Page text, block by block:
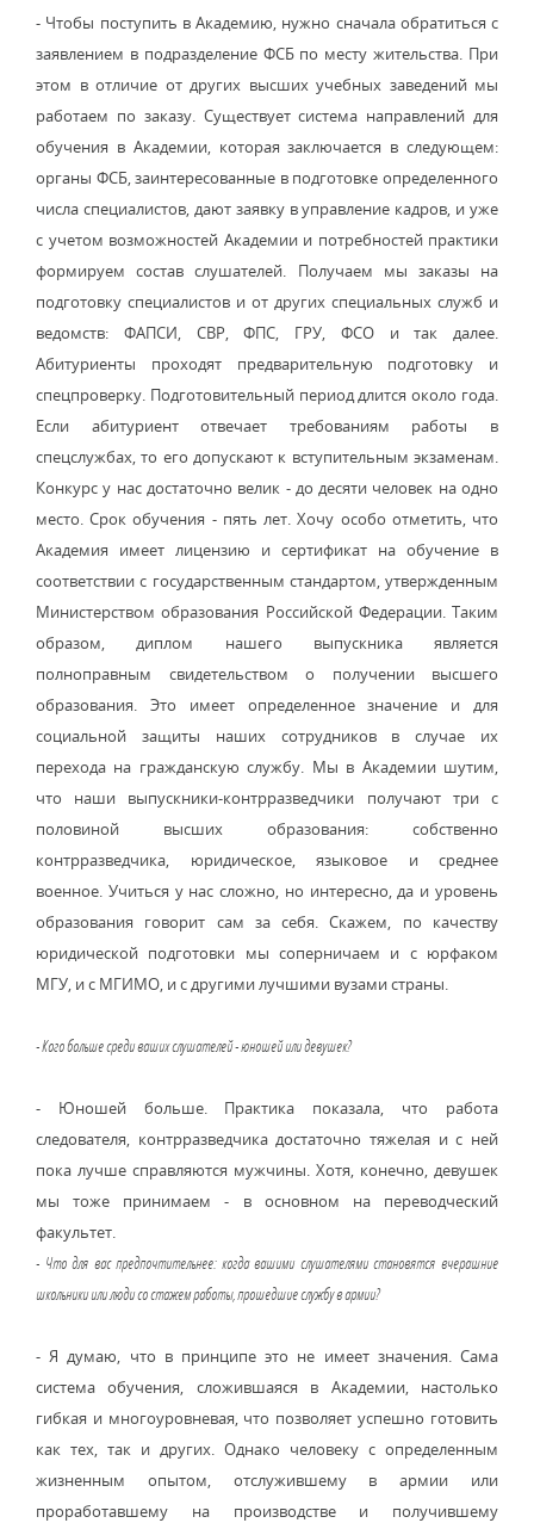
- Чтобы поступить в Академию, нужно сначала обратиться с
заявлением в подразделение ФСБ по месту жительства. При
этом в отличие от других высших учебных заведений мы
работаем по заказу. Существует система направлений для
обучения в Академии, которая заключается в следующем:
органы ФСБ, заинтересованные в подготовке определенного
числа специалистов, дают заявку в управление кадров, и уже
с учетом возможностей Академии и потребностей практики
формируем состав слушателей. Получаем мы заказы на
подготовку специалистов и от других специальных служб и
ведомств: ФАПСИ, СВР, ФПС, ГРУ, ФСО и так далее.
Абитуриенты проходят предварительную подготовку и
спецпроверку. Подготовительный период длится около года.
Если абитуриент отвечает требованиям работы в
спецслужбах, то его допускают к вступительным экзаменам.
Конкурс у нас достаточно велик - до десяти человек на одно
место. Срок обучения - пять лет. Хочу особо отметить, что
Академия имеет лицензию и сертификат на обучение в
соответствии с государственным стандартом, утвержденным
Министерством образования Российской Федерации. Таким
образом, диплом нашего выпускника является
полноправным свидетельством о получении высшего
образования. Это имеет определенное значение и для
социальной защиты наших сотрудников в случае их
перехода на гражданскую службу. Мы в Академии шутим,
что наши выпускники-контрразведчики получают три с
половиной высших образования: собственно
контрразведчика, юридическое, языковое и среднее
военное. Учиться у нас сложно, но интересно, да и уровень
образования говорит сам за себя. Скажем, по качеству
юридической подготовки мы соперничаем и с юрфаком
МГУ, и с МГИМО, и с другими лучшими вузами страны.
- Кого больше среди ваших слушателей - юношей или девушек?
- Юношей больше. Практика показала, что работа
следователя, контрразведчика достаточно тяжелая и с ней
пока лучше справляются мужчины. Хотя, конечно, девушек
мы тоже принимаем - в основном на переводческий
факультет.
- Что для вас предпочтительнее: когда вашими слушателями становятся вчерашние
школьники или люди со стажем работы, прошедшие службу в армии?
- Я думаю, что в принципе это не имеет значения. Сама
система обучения, сложившаяся в Академии, настолько
гибкая и многоуровневая, что позволяет успешно готовить
как тех, так и других. Однако человеку с определенным
жизненным опытом, отслужившему в армии или
проработавшему на производстве и получившему